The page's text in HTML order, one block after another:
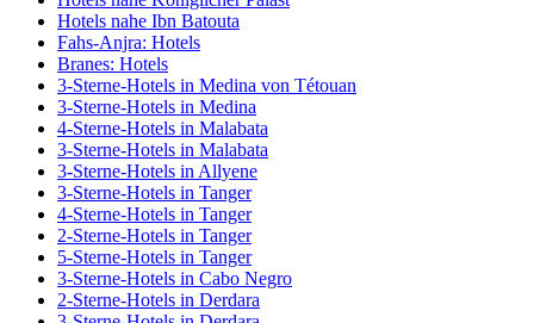
Hotels nahe Ibn Batouta
Fahs-Anjra: Hotels
Branes: Hotels
3-Sterne-Hotels in Medina von Tétouan
3-Sterne-Hotels in Medina
4-Sterne-Hotels in Malabata
3-Sterne-Hotels in Malabata
3-Sterne-Hotels in Allyene
3-Sterne-Hotels in Tanger
4-Sterne-Hotels in Tanger
2-Sterne-Hotels in Tanger
5-Sterne-Hotels in Tanger
3-Sterne-Hotels in Cabo Negro
2-Sterne-Hotels in Derdara